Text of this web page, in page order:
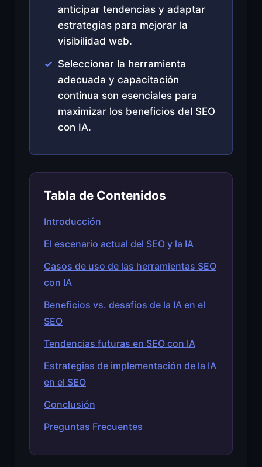
anticipar tendencias y adaptar
estrategias para mejorar la
visibilidad web.
Seleccionar la herramienta
adecuada y capacitación
continua son esenciales para
maximizar los beneficios del SEO
con IA.
Tabla de Contenidos
Introducción
El escenario actual del SEO y la IA
Casos de uso de las herramientas SEO
con IA
Beneficios vs. desafíos de la IA en el
SEO
Tendencias futuras en SEO con IA
Estrategias de implementación de la IA
en el SEO
Conclusión
Preguntas Frecuentes